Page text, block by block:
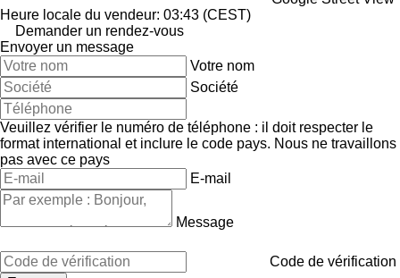
Heure locale du vendeur: 03:43 (CEST)
Demander un rendez-vous
Envoyer un message
Votre nom
Société
Veuillez vérifier le numéro de téléphone : il doit respecter le
format international et inclure le code pays. Nous ne travaillons
pas avec ce pays
E-mail
Message
Code de vérification